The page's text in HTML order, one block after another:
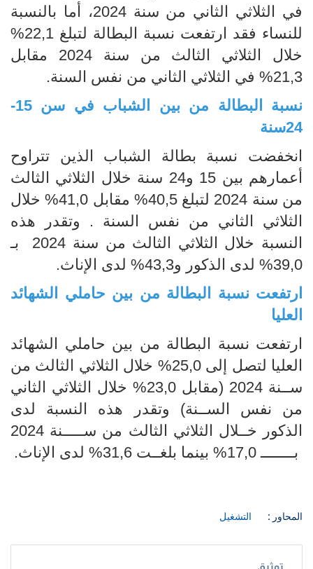
في الثلاثي الثاني من سنة 2024، أما بالنسبة
للنساء فقد ارتفعت نسبة البطالة لتبلغ 22,1%
خلال الثلاثي الثالث من سنة 2024 مقابل
21,3% في الثلاثي الثاني من نفس السنة.
نسبة البطالة من بين الشباب في سن 15-
24سنة
انخفضت نسبة بطالة الشباب الذين تتراوح
أعمارهم بين 15 و24 سنة خلال الثلاثي الثالث
من سنة 2024 لتبلغ 40,5% مقابل 41,0% خلال
الثلاثي الثاني من نفس السنة . وتقدر هذه
النسبة خلال الثلاثي الثالث من سنة 2024 بـ
39,0% لدى الذكور و43,3% لدى الإناث.
ارتفعت نسبة البطالة من بين حاملي الشهائد
العليا
ارتفعت نسبة البطالة من بين حاملي الشهائد
العليا لتصل إلى 25,0% خلال الثلاثي الثالث من
ســنة 2024 (مقابل 23,0% خلال الثلاثي الثاني
من نفس الســنة) وتقدر هذه النسبة لدى
الذكور خــلال الثلاثي الثالث من ســـــنة 2024
بــــــــ 17,0% بينما بلغــت 31,6% لدى الإناث.
المحاور : التشغيل